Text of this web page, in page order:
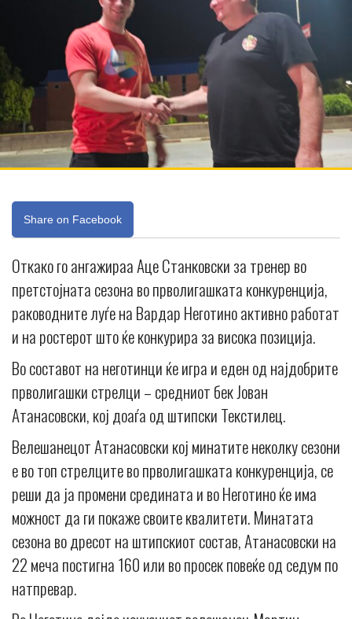
Share on Facebook
Откако го ангажираа Аце Станковски за тренер во
претстојната сезона во прволигашката конкуренција,
раководните луѓе на Вардар Неготино активно работат
и на ростерот што ќе конкурира за висока позиција.
Во составот на неготинци ќе игра и еден од најдобрите
прволигашки стрелци – средниот бек Јован
Атанасовски, кој доаѓа од штипски Текстилец.
Велешанецот Атанасовски кој минатите неколку сезони
е во топ стрелците во прволигашката конкуренција, се
реши да ја промени средината и во Неготино ќе има
можност да ги покаже своите квалитети. Минатата
сезона во дресот на штипскиот состав, Атанасовски на
22 меча постигна 160 или во просек повеќе од седум по
натпревар.